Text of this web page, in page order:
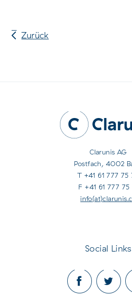
Zurück
Clarunis AG
Postfach, 4002
T +41 61 777 75
F +41 61 777 75
Social Links